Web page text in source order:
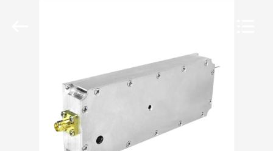
ΠΡΟΪΌΝΤΑ
ΠΕΡΊΠΟΥ